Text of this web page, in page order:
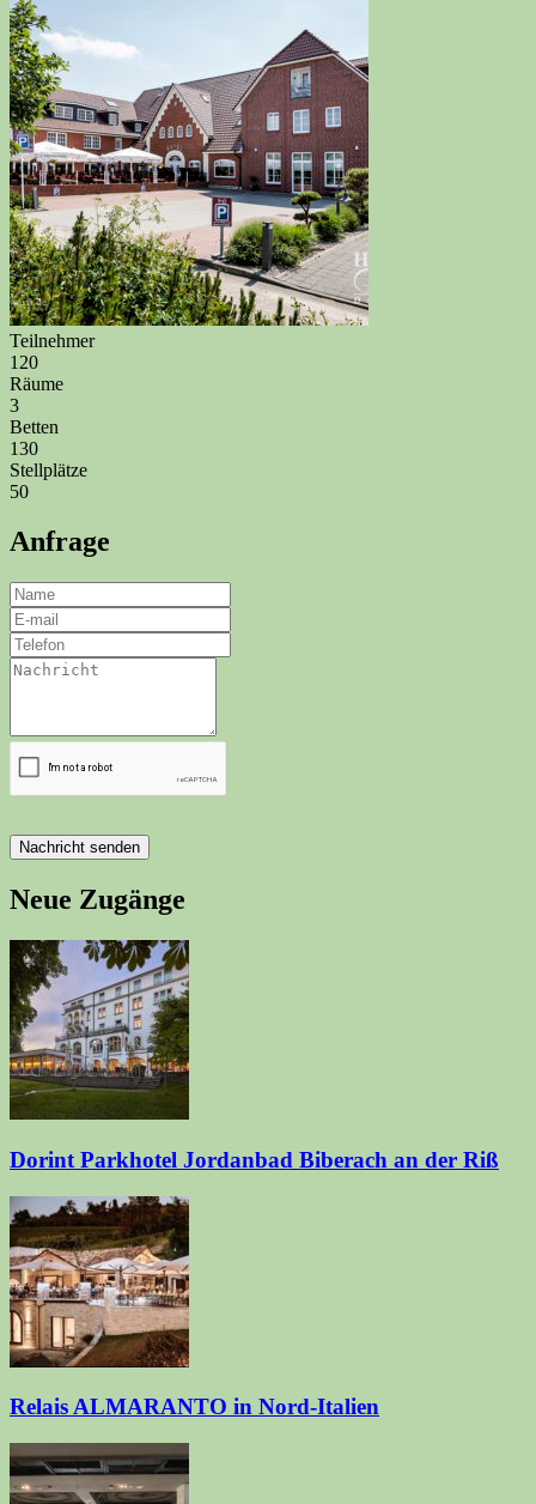
Teilnehmer
120
Räume
3
Betten
130
Stellplätze
50
Anfrage
Nachricht senden
Neue Zugänge
Dorint Parkhotel Jordanbad Biberach an der Riß
Relais ALMARANTO in Nord-Italien